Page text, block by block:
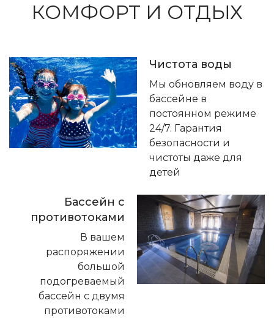
КОМФОРТ И ОТДЫХ
Чистота воды
Мы обновляем воду в
бассейне в
постоянном режиме
24/7. Гарантия
безопасности и
чистоты даже для
детей
Бассейн с
противотоками
В вашем
распоряжении
большой
подогреваемый
бассейн с двумя
противотоками